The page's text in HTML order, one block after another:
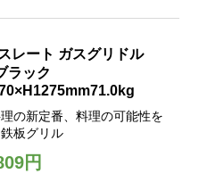
レート ガスグリドル
ラック
の新定番、料理の可能性を
板グリル
円